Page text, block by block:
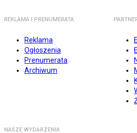
REKLAMA I PRENUMERATA
Reklama
Ogłoszenia
Prenumerata
Archiwum
NASZE WYDARZENIA